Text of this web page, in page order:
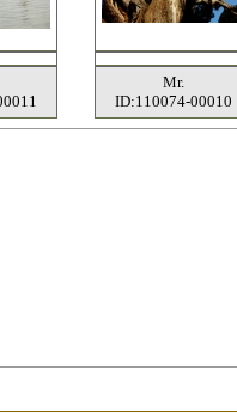
Mr.
ID:110074-00010